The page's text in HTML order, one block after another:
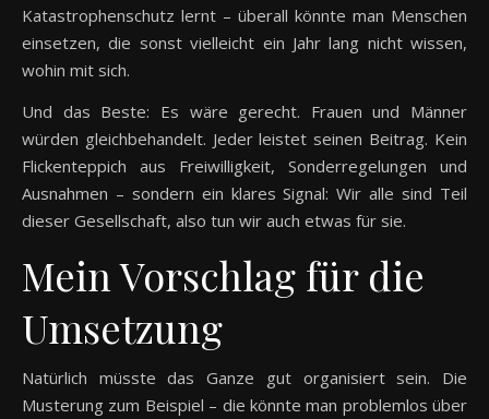
Katastrophenschutz lernt – überall könnte man Menschen
einsetzen, die sonst vielleicht ein Jahr lang nicht wissen,
wohin mit sich.
Und das Beste: Es wäre gerecht. Frauen und Männer
würden gleichbehandelt. Jeder leistet seinen Beitrag. Kein
Flickenteppich aus Freiwilligkeit, Sonderregelungen und
Ausnahmen – sondern ein klares Signal: Wir alle sind Teil
dieser Gesellschaft, also tun wir auch etwas für sie.
Mein Vorschlag für die
Umsetzung
Natürlich müsste das Ganze gut organisiert sein. Die
Musterung zum Beispiel – die könnte man problemlos über